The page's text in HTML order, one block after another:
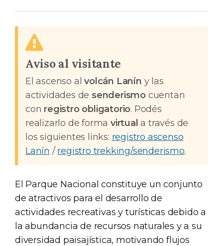
Aviso al visitante
El ascenso alvolcán Lanín y las
actividades de senderismo cuentan
con registro obligatorio. Podés
realizarlo de formavirtual a través de
los siguientes links: registro ascenso
Lanín /registro trekking/senderismo.
El Parque Nacional constituye un conjunto
de atractivos para el desarrollo de
actividades recreativas y turísticas debido a
la abundancia de recursos naturales y a su
diversidad paisajística, motivando flujos